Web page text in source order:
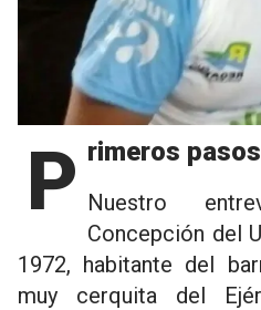
Primeros pasos
Nuestro
Concepción del
1972, habitante del
muy cerquita del